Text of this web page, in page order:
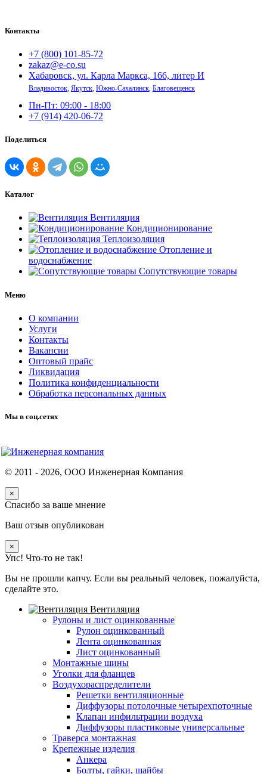
Контакты
+7 (800) 101-85-72
zakaz@e-co.su
Хабаровск, ул. Карла Маркса, 166, литер И
Владивосток Якутск Южно-Сахалинск Благовещенск
Пн-Пт: 09:00 - 18:00
+7 (914) 420-06-72
Поделиться
Каталог
Вентиляция
Кондиционирование
Теплоизоляция
Отопление и
водоснабжение
Сопутствующие товары
Меню
О компании
Услуги
Контакты
Вакансии
Оптовый прайс
Ликвидация
Политика конфиденциальности
Обработка персональных данных
Мы в соц.сетях
© 2011 - 2026, ООО Инженерная Компания
×
Спасибо за ваше мнение
Ваш отзыв опубликован
×
Упс! Что-то не так!
Вы не прошли капчу. Если вы реальный человек, пожалуйста,
сделайте это.
Вентиляция
Рулоны и лист оцинкованные
Рулон оцинкованный
Лента оцинкованная
Лист оцинкованный
Монтажные шины
Уголки для фланцев
Воздухораспределители
Решетки вентиляционные
Диффузоры потолочные четырехпоточные
Клапан инфильтрации воздуха
Диффузоры пластиковые универсальные
Траверса монтажная
Крепежные изделия
Анкера
Болты, гайки, шайбы